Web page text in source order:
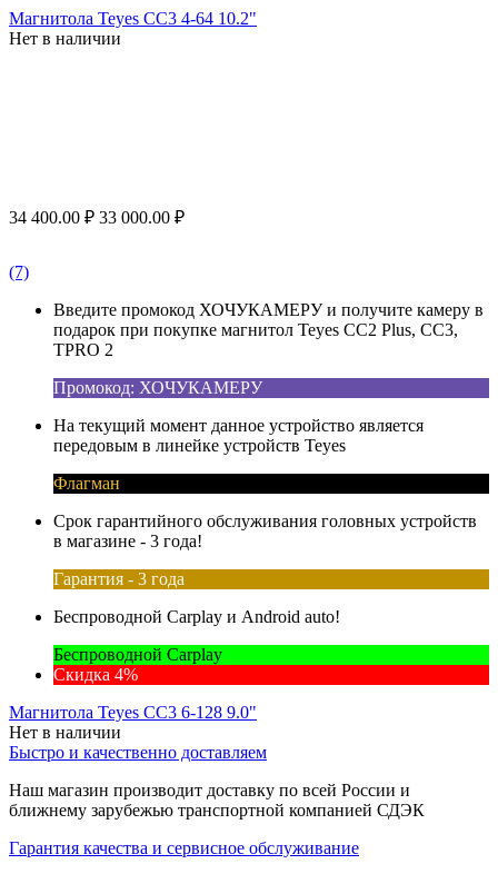
Магнитола Teyes CC3 4-64 10.2"
Нет в наличии
34 400.00 ₽ 33 000.00 ₽
(7)
Введите промокод ХОЧУКАМЕРУ и получите камеру в
подарок при покупке магнитол Teyes CC2 Plus, CC3,
TPRO 2
Промокод: ХОЧУКАМЕРУ
На текущий момент данное устройство является
передовым в линейке устройств Teyes
Флагман
Срок гарантийного обслуживания головных устройств
в магазине - 3 года!
Гарантия - 3 года
Беспроводной Carplay и Android auto!
Беспроводной Carplay
Скидка 4%
Магнитола Teyes CC3 6-128 9.0"
Нет в наличии
Быстро и качественно доставляем
Наш магазин производит доставку по всей России и
ближнему зарубежью транспортной компанией СДЭК
Гарантия качества и сервисное обслуживание